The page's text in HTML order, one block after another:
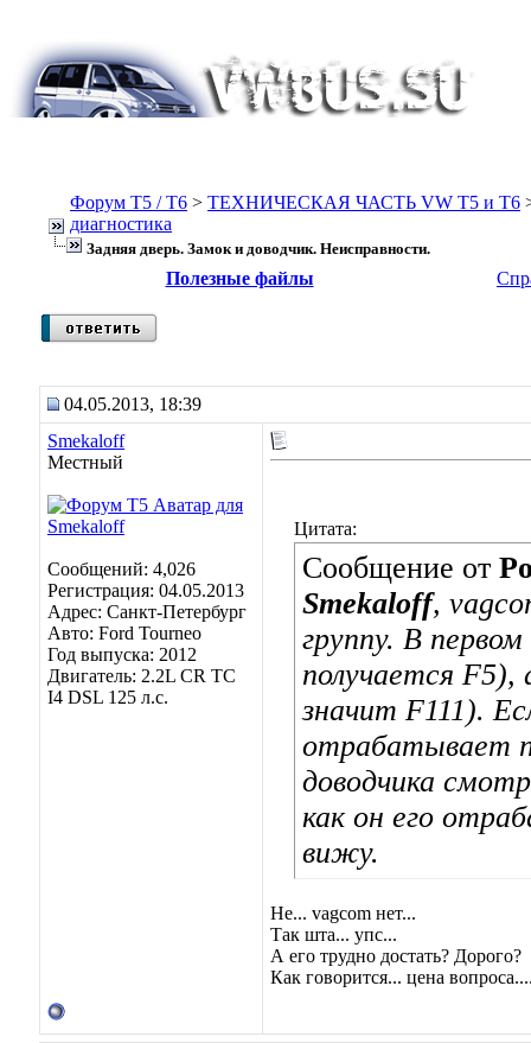
Форум Т5 / T6 > ТЕХНИЧЕСКАЯ ЧАСТЬ VW T5 и T6
диагностика
Задняя дверь. Замок и доводчик. Неисправности.
Полезные файлы
04.05.2013, 18:39
Smekaloff
Местный
Сообщений: 4,026
Регистрация: 04.05.2013
Адрес: Санкт-Петербург
Авто: Ford Tourneo
Год выпуска: 2012
Двигатель: 2.2L CR TC
I4 DSL 125 л.с.
Цитата:
Сообщение от
Smekaloff,
группу. В
получается F5),
значит F111).
отрабатывает
доводчика
как он его
вижу.
Не... vagcom нет...
Так шта... упс...
А его трудно достать? Дорого?
Как говорится... цена